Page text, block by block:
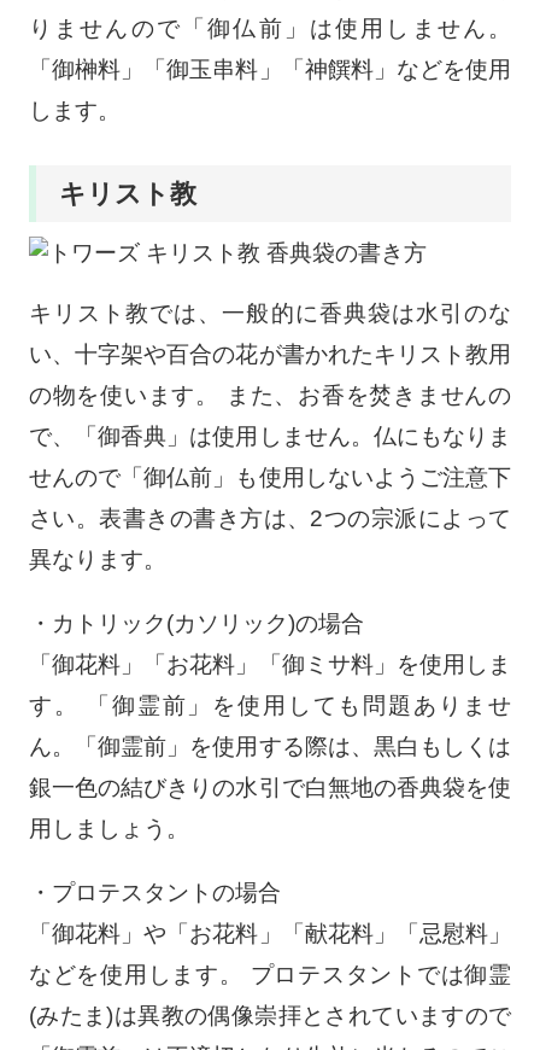
りませんので「御仏前」は使用しません。
「御榊料」「御玉串料」「神饌料」などを使用
します。
キリスト教
キリスト教では、一般的に香典袋は水引のな
い、十字架や百合の花が書かれたキリスト教用
の物を使います。 また、お香を焚きませんの
で、「御香典」は使用しません。仏にもなりま
せんので「御仏前」も使用しないようご注意下
さい。表書きの書き方は、2つの宗派によって
異なります。
・カトリック(カソリック)の場合
「御花料」「お花料」「御ミサ料」を使用しま
す。 「御霊前」を使用しても問題ありませ
ん。「御霊前」を使用する際は、黒白もしくは
銀一色の結びきりの水引で白無地の香典袋を使
用しましょう。
・プロテスタントの場合
「御花料」や「お花料」「献花料」「忌慰料」
などを使用します。 プロテスタントでは御霊
(みたま)は異教の偶像崇拝とされていますので